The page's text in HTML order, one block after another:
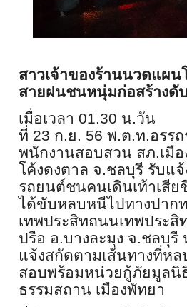
สาวเจ้าของร้านนวดแผ
สายฝนชนหนุ่มก่อสร้างดั
เมื่อเวลา 01.30 น.วัน
ที่ 23 ก.ย. 56 พ.ต.ท.อรรถ
พนักงานสอบสวน สภ.เมื
โค้งดงตาล จ.ชลบุรี รับแ
รถยนต์ชนคนเดินเท้าเสีย
ได้ขับหลบหนีไปทางปาก
เทพประสิทถนนเทพประสิ
ปรือ อ.บางละมุง จ.ชลบุรี
แจ้งสกัดตามเส้นทางที่ห
สอบพร้อมหน่วยกู้ภัยมูลนิ
ธรรมสถาน เมืองพัทยา